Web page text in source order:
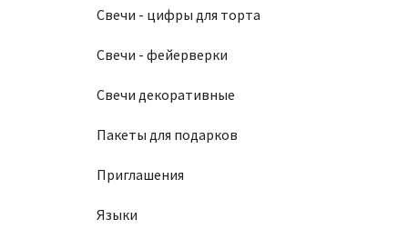
Свечи - цифры для торта
Свечи - фейерверки
Свечи декоративные
Пакеты для подарков
Приглашения
Языки